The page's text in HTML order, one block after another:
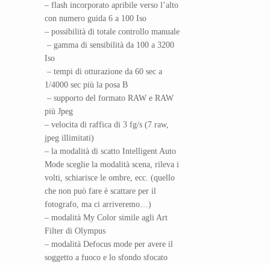
– flash incorporato apribile verso l’alto
con numero guida 6 a 100 Iso
– possibilità di totale controllo manuale
– gamma di sensibilità da 100 a 3200
Iso
– tempi di otturazione da 60 sec a
1/4000 sec più la posa B
– supporto del formato RAW e RAW
più Jpeg
– velocita di raffica di 3 fg/s (7 raw,
jpeg illimitati)
– la modalità di scatto Intelligent Auto
Mode sceglie la modalità scena, rileva i
volti, schiarisce le ombre, ecc. (quello
che non può fare è scattare per il
fotografo, ma ci arriveremo…)
– modalità My Color simile agli Art
Filter di Olympus
– modalità Defocus mode per avere il
soggetto a fuoco e lo sfondo sfocato